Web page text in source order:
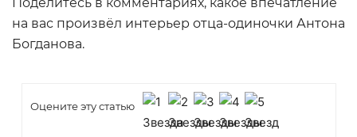
ФОТО: fashion-int.ru
на вас произвёл интерьер отца-одиночки Антона
Богданова.
Оцените эту статью